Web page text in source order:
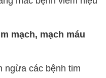
mạch, mạch máu
ngừa các bệnh tim